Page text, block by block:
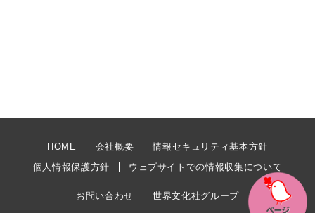
HOME 会社概要
情報セキュリティ基本方針
個人情報保護方針
ウェブサイトでの情報収集について
お問い合わせ 世界文化社グループ